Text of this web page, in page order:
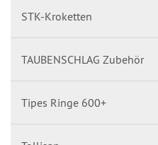
STK-Kroketten
TAUBENSCHLAG Zubehör
Tipes Ringe 600+